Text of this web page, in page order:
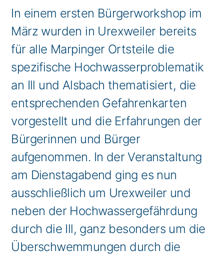
In einem ersten Bürgerworkshop im
März wurden in Urexweiler bereits
für alle Marpinger Ortsteile die
spezifische Hochwasserproblematik
an Ill und Alsbach thematisiert, die
entsprechenden Gefahrenkarten
vorgestellt und die Erfahrungen der
Bürgerinnen und Bürger
aufgenommen. In der Veranstaltung
am Dienstagabend ging es nun
ausschließlich um Urexweiler und
neben der Hochwassergefährdung
durch die Ill, ganz besonders um die
Überschwemmungen durch die